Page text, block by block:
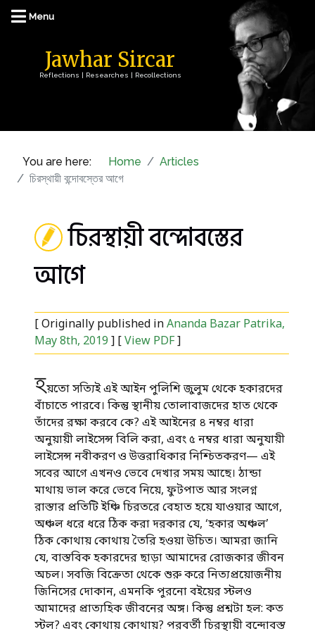
Jawhar Sircar
Reflections | Researches | Recollections
You are here: Home
Articles
চিরস্থায়ী বন্দোবস্তের আগে
চিরস্থায়ী বন্দোবস্তের
আগে
[ Originally published inAnanda Bazar Patrika,
May 8th, 2019 ] [View PDF]
হয়তো সত্যিই এই আইন পুলিশি জুলুম থেকে হকারদের
বাঁচাতে পারবে। কিন্তু স্থানীয় তোলাবাজদের হাত থেকে
তাঁদের রক্ষা করবে কে? এই আইনের ৪ নম্বর ধারা
অনুয়ায়ী লাইসেন্স বিলি করা, এবং ৫ নম্বর ধারা অনুযায়ী
লাইসেন্স নবীকরণ ও উত্তরাধিকার নিশ্চিতকরণ— এই
সবের আগে এখনও ভেবে দেখার সময় আছে। ঠান্ডা
মাথায় ভাল করে ভেবে নিয়ে, ফুটপাত আর সংলগ্ন
রাস্তার প্রতিটি ইঞ্চি চিরতরে বেহাত হয়ে যাওয়ার আগে,
অঞ্চল ধরে ধরে ঠিক করা দরকার যে, ‘হকার অঞ্চল’
ঠিক কোথায় কোথায় তৈরি হওয়া উচিত। আমরা জানি
যে, বাস্তবিক হকারদের ছাড়া আমাদের রোজকার জীবন
অচল। সবজি বিক্রেতা থেকে শুরু করে নিত্যপ্রয়োজনীয়
জিনিসের দোকান, এমনকি পুরনো বইয়ের স্টলও
আমাদের প্রাত্যহিক জীবনের অঙ্গ। কিন্তু প্রশ্নটা হল: কত
স্টল? এবং কোথায় কোথায়? পরবর্তী চিরস্থায়ী বন্দোবস্ত